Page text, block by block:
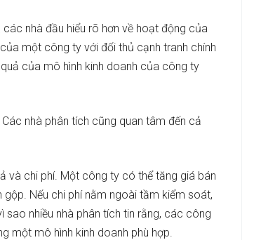
nhà đầu hiểu rõ hơn về hoạt động của
một công ty với đối thủ cạnh tranh chính
của mô hình kinh doanh của công ty
nhà phân tích cũng quan tâm đến cả
và chi phí. Một công ty có thể tăng giá bán
Nếu chi phí nằm ngoài tầm kiểm soát,
nhiều nhà phân tích tin rằng, các công
một mô hình kinh doanh phù hợp.